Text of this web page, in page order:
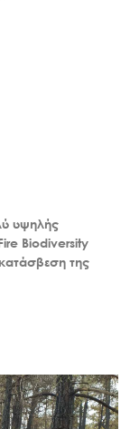
υψηλής
Biodiversity
της